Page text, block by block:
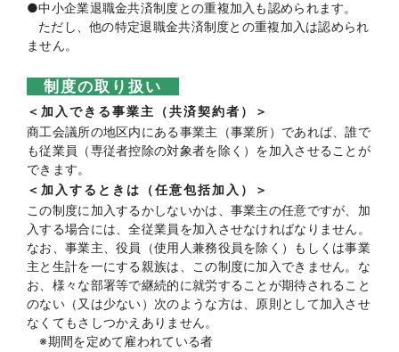
●中小企業退職金共済制度との重複加入も認められます。
ただし、他の特定退職金共済制度との重複加入は認められ
ません。
制度の取り扱い
＜加入できる事業主（共済契約者）＞
商工会議所の地区内にある事業主（事業所）であれば、誰で
も従業員（専従者控除の対象者を除く）を加入させることが
できます。
＜加入するときは（任意包括加入）＞
この制度に加入するかしないかは、事業主の任意ですが、加
入する場合には、全従業員を加入させなければなりません。
なお、事業主、役員（使用人兼務役員を除く）もしくは事業
主と生計を一にする親族は、この制度に加入できません。な
お、様々な部署等で継続的に就労することが期待されること
のない（又は少ない）次のような方は、原則として加入させ
なくてもさしつかえありません。
※期間を定めて雇われている者